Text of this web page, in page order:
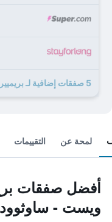
5 صفقات إضافية لـ بريميير إن فارن اورووغ ويست - ساوثوود
لمحة عن التقييمات
أفضل صفقات
ويست - ساوثوود